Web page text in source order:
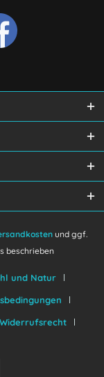
Senden
und ggf.
beschrieben
und Natur
Widerrufsrecht